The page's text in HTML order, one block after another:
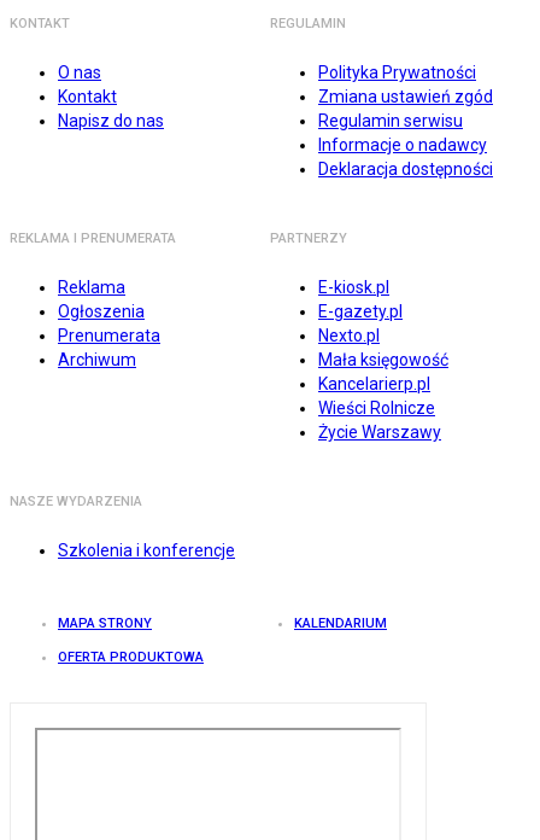
KONTAKT
O nas
Kontakt
Napisz do nas
REGULAMIN
Polityka Prywatności
Zmiana ustawień zgód
Regulamin serwisu
Informacje o nadawcy
Deklaracja dostępności
REKLAMA I PRENUMERATA
Reklama
Ogłoszenia
Prenumerata
Archiwum
PARTNERZY
E-kiosk.pl
E-gazety.pl
Nexto.pl
Mała księgowość
Kancelarierp.pl
Wieści Rolnicze
Życie Warszawy
NASZE WYDARZENIA
Szkolenia i konferencje
MAPA STRONY KALENDARIUM
OFERTA PRODUKTOWA